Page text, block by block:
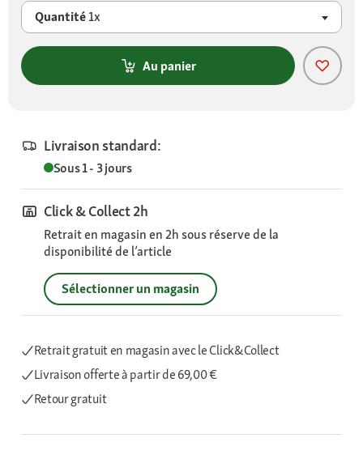
Quantité1x
Au panier
Livraison standard:
Sous 1 - 3 jours
Click & Collect 2h
Retrait en magasin en 2h sous réserve de la
disponibilité de l’article
Sélectionner un magasin
Retrait gratuit en magasin avec le Click&Collect
Livraison offerteà partir de 69,00 €
Retour gratuit